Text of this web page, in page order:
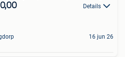
Details
16 jun 26